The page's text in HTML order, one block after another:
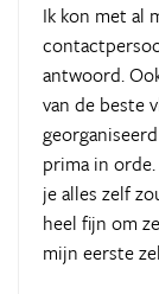
Ik kon met al
antwoord.
van de beste
prima in
je alles zelf
heel fijn om
mijn eerste